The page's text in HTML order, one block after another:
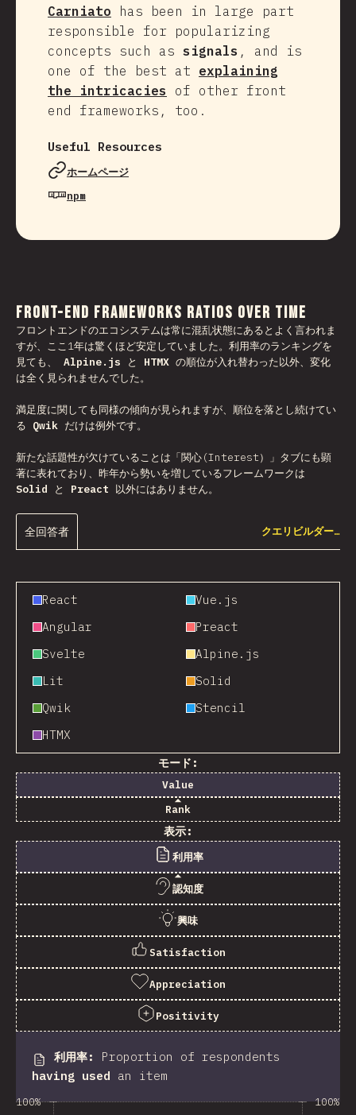
Carniato has been in large part
responsible for popularizing
concepts such as signals , and is
one of the best at explaining
the intricacies of other front
end frameworks, too.
Useful Resources
ホームページ
npm
Front-end Frameworks Ratios Over Time
フロントエンドのエコシステムは常に混乱状態にあるとよく言われま
すが、ここ1年は驚くほど安定していました。利用率のランキングを
見ても、 Alpine.js と HTMX の順位が入れ替わった以外、変化
は全く見られませんでした。
満足度に関しても同様の傾向が見られますが、順位を落とし続けてい
る Qwik だけは例外です。
新たな話題性が欠けていることは「関心(Interest）」タブにも顕
著に表れており、昨年から勢いを増しているフレームワークは
Solid と Preact 以外にはありません。
全回答者 クエリビルダー…
React
Vue.js
Angular
Preact
Svelte
Alpine.js
Lit
Solid
Qwik
Stencil
HTMX
モード:
Value
Rank
表示:
利用率
認知度
興味
Satisfaction
Appreciation
Positivity
利用率:
Proportion of respondents
having used an item
100% 100%